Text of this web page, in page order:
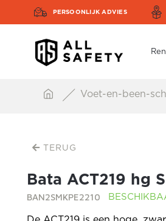
PERSOONLIJK ADVIES
Voet-en-been-
TERUG
Bata ACT219 hg
BAN2SMKPE2210